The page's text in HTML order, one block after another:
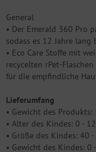
General
• Der Emerald 360 Pro
sodass es 12 Jahre
• Eco Care Stoffe mit
recycelten rPet-
für die empfindliche
Lieferumfang
• Gewicht des Produkts:
• Alter des Kindes: 0 -
• Größe des Kindes: 40
• Gewicht des Kindes: 0